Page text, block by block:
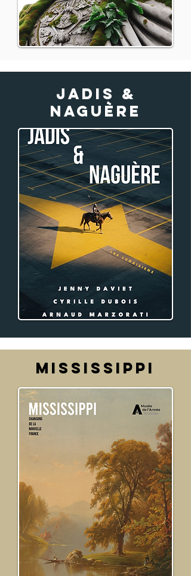
Jadis &
naguère
MISSISSIPPI